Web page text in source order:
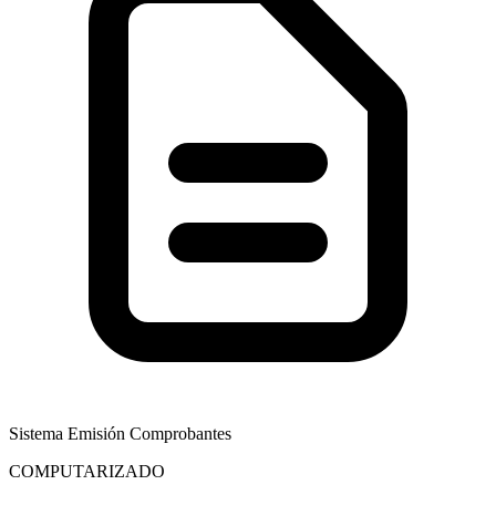
Sistema Emisión Comprobantes
COMPUTARIZADO